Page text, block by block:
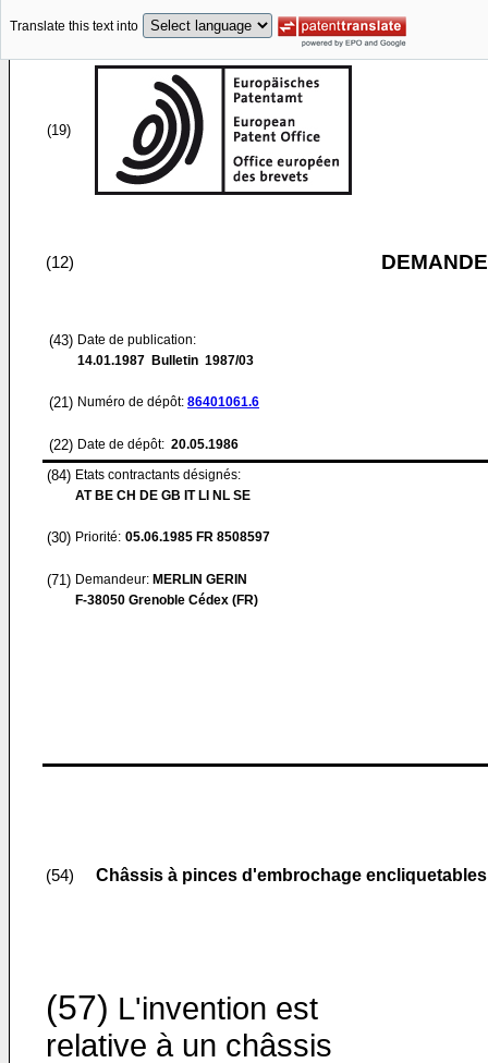
Translate this text into
(19)
(12)
(43) Date de publication:
14.01.1987 Bulletin 1987/03
(21) Numéro de dépôt: 86401061.6
(22) Date de dépôt: 20.05.1986
(84) Etats contractants désignés:
AT BE CH DE GB IT LI NL SE
(30) Priorité: 05.06.1985 FR 8508597
(71) Demandeur: MERLIN GERIN
F-38050 Grenoble Cédex (FR)
(54) Châssis à pinces d'embrochage
(57) L'invention est
relative à un châssis